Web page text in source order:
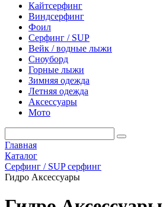
Кайтсерфинг
Виндсерфинг
Фоил
Серфинг / SUP
Вейк / водные лыжи
Сноуборд
Горные лыжи
Зимняя одежда
Летняя одежда
Аксессуары
Мото
Главная
Каталог
Серфинг / SUP серфинг
Гидро Аксессуары